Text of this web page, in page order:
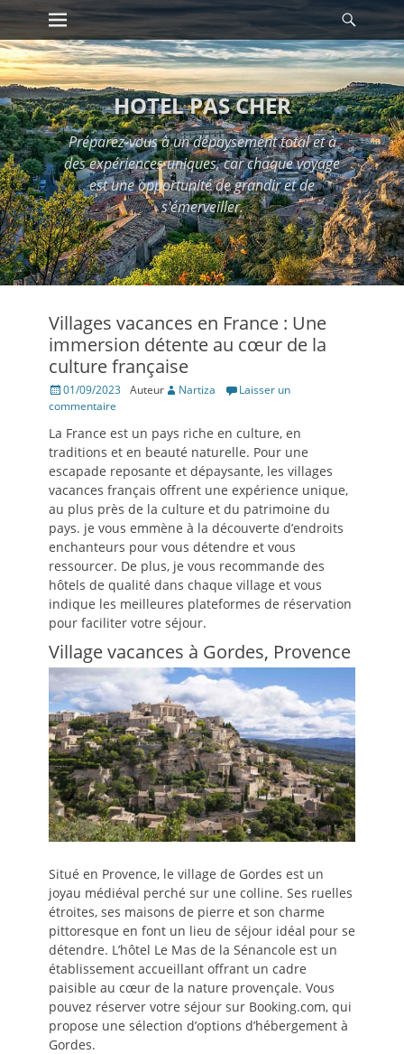
Passer
au
contenu
Premier menu
HOTEL PAS CHER
Préparez-vous à un dépaysement total et à
des expériences uniques, car chaque voyage
est une opportunité de grandir et de
s'émerveiller.
Villages vacances en France : Une
immersion détente au cœur de la
culture française
Posté
le
01/09/2023 Auteur Nartiza
Laisser un
commentaire
La France est un pays riche en culture, en
traditions et en beauté naturelle. Pour une
escapade reposante et dépaysante, les villages
vacances français offrent une expérience unique,
au plus près de la culture et du patrimoine du
pays. je vous emmène à la découverte d’endroits
enchanteurs pour vous détendre et vous
ressourcer. De plus, je vous recommande des
hôtels de qualité dans chaque village et vous
indique les meilleures plateformes de réservation
pour faciliter votre séjour.
Village vacances à Gordes, Provence
Situé en Provence, le village de Gordes est un
joyau médiéval perché sur une colline. Ses ruelles
étroites, ses maisons de pierre et son charme
pittoresque en font un lieu de séjour idéal pour se
détendre. L’hôtel Le Mas de la Sénancole est un
établissement accueillant offrant un cadre
paisible au cœur de la nature provençale. Vous
pouvez réserver votre séjour sur Booking.com, qui
propose une sélection d’options d’hébergement à
Gordes.